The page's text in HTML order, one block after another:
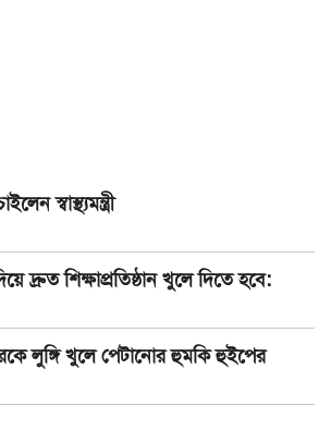
স্বাস্থ্যমন্ত্রী
দ্রুত শিক্ষাপ্রতিষ্ঠান খুলে দিতে হবে:
লুঙ্গি খুলে পেটানোর হুমকি হুইপের